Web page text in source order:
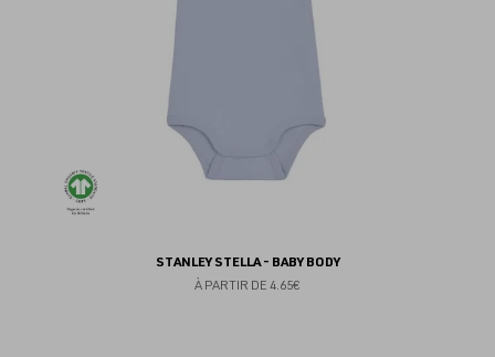
STANLEY STELLA - BABY BODY
À PARTIR DE 4.65€